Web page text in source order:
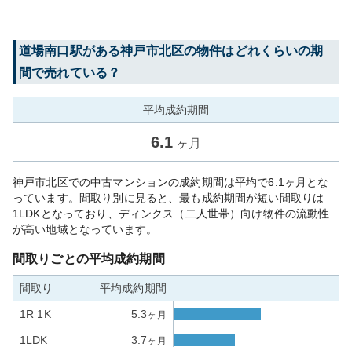
道場南口駅がある神戸市北区の物件はどれくらいの期
間で売れている？
平均成約期間
6.1 ヶ月
神戸市北区での中古マンションの成約期間は平均で6.1ヶ月とな
っています。間取り別に見ると、最も成約期間が短い間取りは
1LDKとなっており、ディンクス（二人世帯）向け物件の流動性
が高い地域となっています。
間取りごとの平均成約期間
間取り 平均成約期間
1R 1K 5.3ヶ月
1LDK 3.7ヶ月